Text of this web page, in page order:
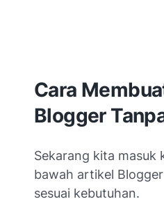
Cara
Blogger
Sekarang kita masuk
bawah artikel
sesuai kebutuhan.